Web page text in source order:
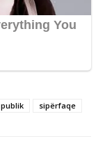
publik sipërfaqe